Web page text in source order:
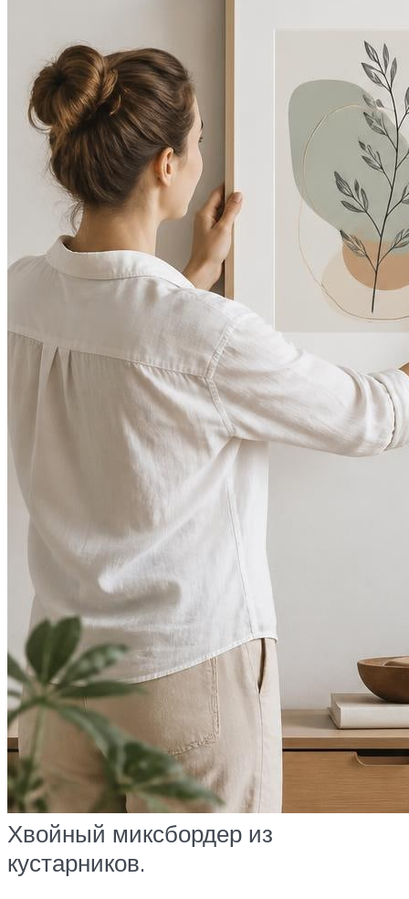
Хвойный миксбордер из
кустарников.